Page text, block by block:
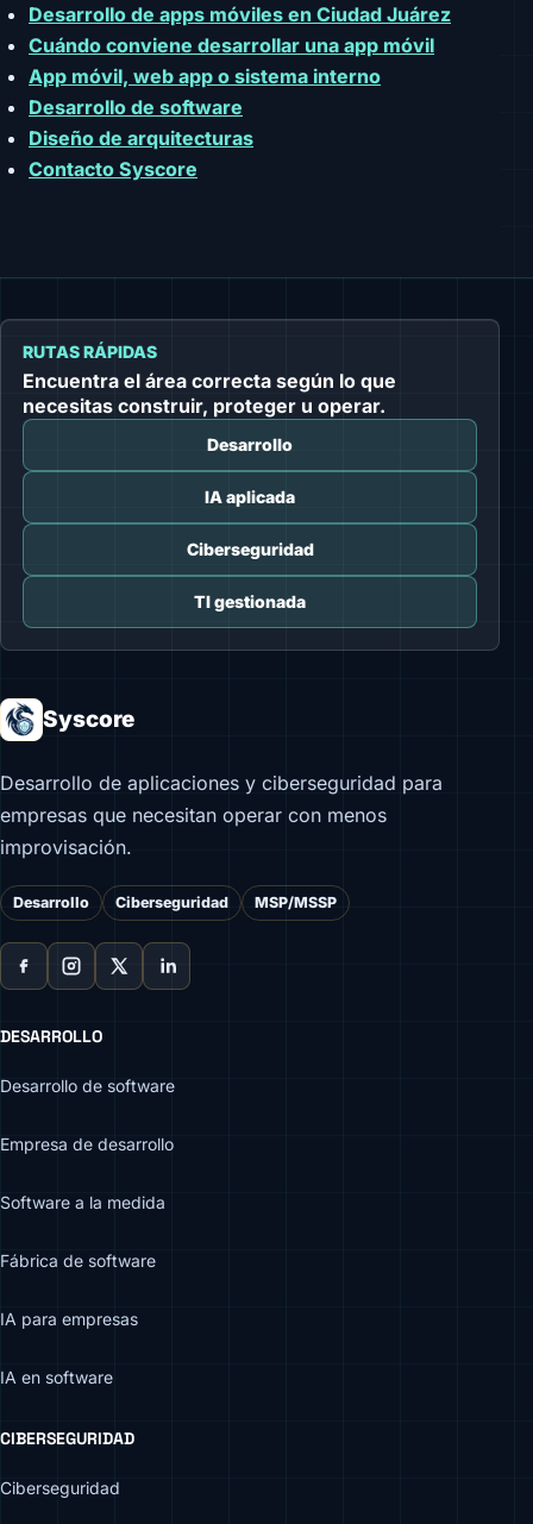
Desarrollo de apps móviles en Ciudad Juárez
Cuándo conviene desarrollar una app móvil
App móvil, web app o sistema interno
Desarrollo de software
Diseño de arquitecturas
Contacto Syscore
RUTAS RÁPIDAS
Encuentra el área correcta según lo que
necesitas construir, proteger u operar.
Desarrollo
IA aplicada
Ciberseguridad
TI gestionada
Syscore
Desarrollo de aplicaciones y ciberseguridad para
empresas que necesitan operar con menos
improvisación.
Desarrollo Ciberseguridad MSP/MSSP
DESARROLLO
Desarrollo de software
Empresa de desarrollo
Software a la medida
Fábrica de software
IA para empresas
IA en software
CIBERSEGURIDAD
Ciberseguridad